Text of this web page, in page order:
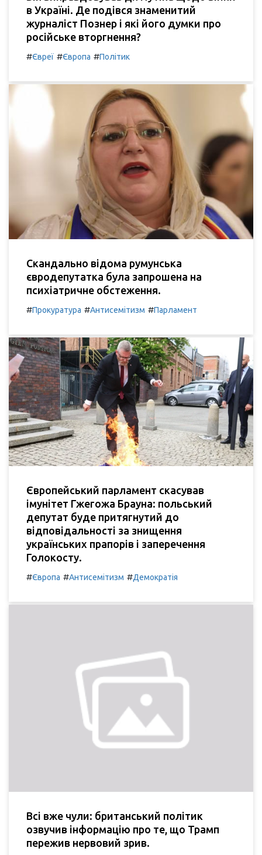
в Україні. Де подівся знаменитий
журналіст Познер і які його думки про
російське вторгнення?
#Євреї #Європа #Політик
Скандально відома румунська
євродепутатка була запрошена на
психіатричне обстеження.
#Прокуратура #Антисемітизм #Парламент
Європейський парламент скасував
імунітет Гжегожа Брауна: польський
депутат буде притягнутий до
відповідальності за знищення
українських прапорів і заперечення
Голокосту.
#Європа #Антисемітизм #Демократія
Всі вже чули: британський політик
озвучив інформацію про те, що Трамп
пережив нервовий зрив.